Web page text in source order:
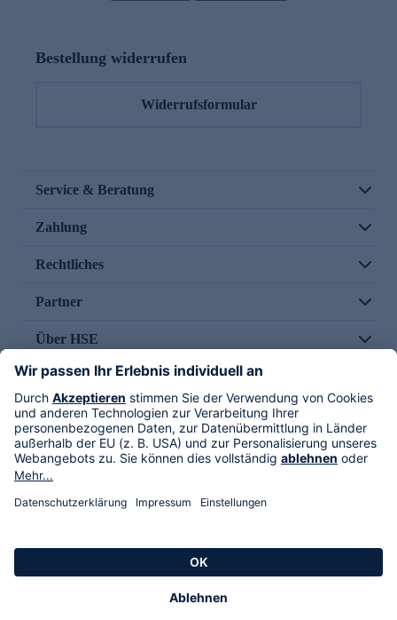
Bestellung widerrufen
Widerrufsformular
Service & Beratung
Zahlung
Rechtliches
Partner
Über HSE
Im TV
HSE International